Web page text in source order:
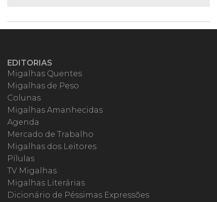
EDITORIAS
Migalhas Quentes
Migalhas de Peso
Colunas
Migalhas Amanhecidas
Agenda
Mercado de Trabalho
Migalhas dos Leitores
Pílulas
TV Migalhas
Migalhas Literárias
Dicionário de Péssimas Expressões